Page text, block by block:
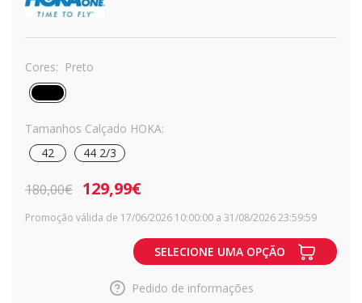
Cores: Preto
Tamanhos Calçado HOKA:
42
44 2/3
180,00€ 129,99€
Promoção válida de 17/06/2026 10:00:00 a 31/08/2026 23:59:59
SELECIONE UMA OPÇÃO
Pedido de informações